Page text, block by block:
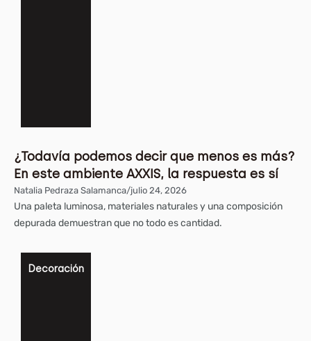
¿Todavía podemos decir que menos es más?
En este ambiente AXXIS, la respuesta es sí
Natalia Pedraza Salamanca/julio 24, 2026
Una paleta luminosa, materiales naturales y una composición
depurada demuestran que no todo es cantidad.
Decoración